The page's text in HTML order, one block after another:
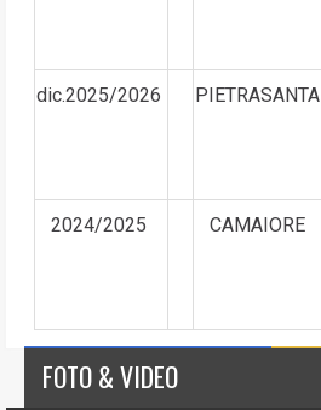
dic.2025/2026 PIETRASANTA
2024/2025 CAMAIORE
FOTO & VIDEO